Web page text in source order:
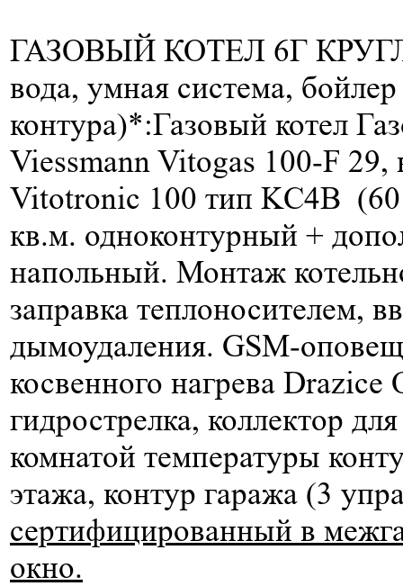
ГАЗОВЫЙ КОТЕЛ 6Г
вода, умная система,
контура)*:Газовый котел
Viessmann Vitogas 100-F 29,
Vitotronic 100 тип KC4B
кв.м. одноконтурный +
напольный. Монтаж
заправка теплоносителем,
дымоудаления. GSM-
косвенного нагрева
гидрострелка, коллектор
комнатой температуры
этажа, контур гаража (3
сертифицированный в
окно.